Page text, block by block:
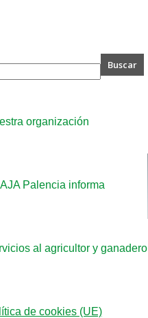
organización
Palencia informa
al agricultor y ganadero
de cookies (UE)